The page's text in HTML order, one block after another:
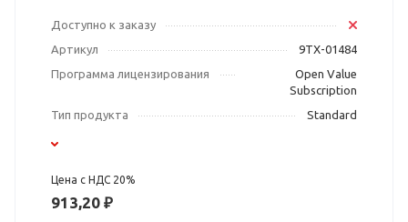
Доступно к заказу
Артикул
9TX-01484
Программа лицензирования
Open Value
Subscription
Тип продукта
Standard
Цена с НДС 20%
913,20 ₽